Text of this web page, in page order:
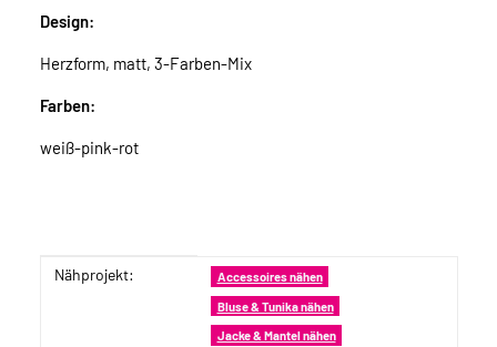
Design:
Herzform, matt, 3-Farben-Mix
Farben:
weiß-pink-rot
Produkteigenschaft
Wert
Nähprojekt: Accessoires nähen
Bluse & Tunika nähen
Jacke & Mantel nähen